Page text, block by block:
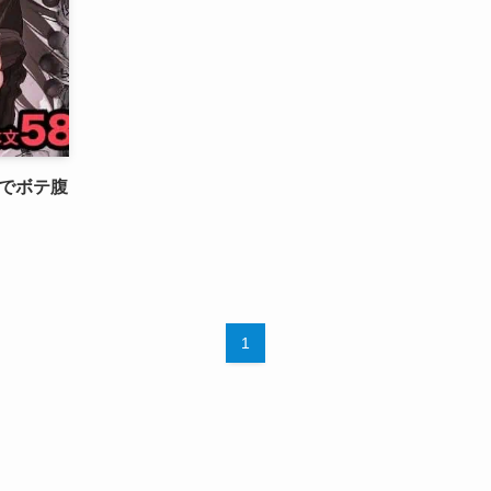
ボテ腹
1